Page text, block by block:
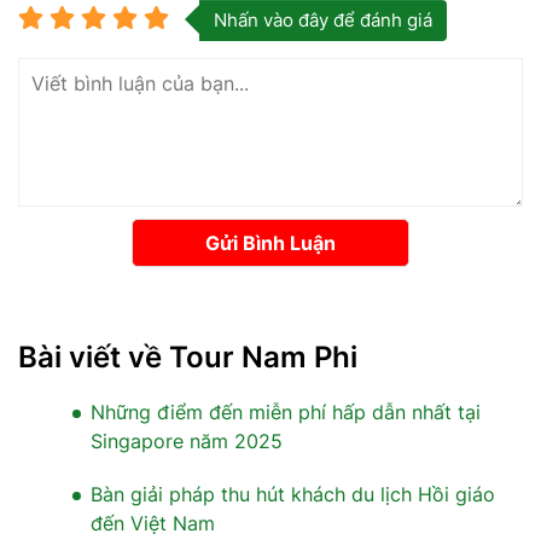
Nhấn vào đây để đánh giá
Gửi Bình Luận
Bài viết về Tour Nam Phi
Những điểm đến miễn phí hấp dẫn nhất tại
Singapore năm 2025
Bàn giải pháp thu hút khách du lịch Hồi giáo
đến Việt Nam